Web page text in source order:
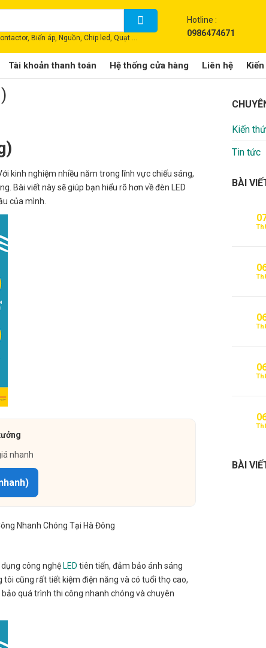
Biến áp, Nguồn, Chip led, Quạt ...
Hotline :
0986474671
Tài khoản thanh toán Hệ thống cửa hàng Liên hệ
kinh nghiệm nhiều năm trong lĩnh vực chiếu sáng,
Bài viết này sẽ giúp bạn hiểu rõ hơn về đèn LED
của mình.
nhanh
Nhanh Chóng Tại Hà Đông
công nghệ LED tiên tiến, đảm bảo ánh sáng
cũng rất tiết kiệm điện năng và có tuổi thọ cao,
quá trình thi công nhanh chóng và chuyên
Kiến
Tin tức
BÀI
BÀI